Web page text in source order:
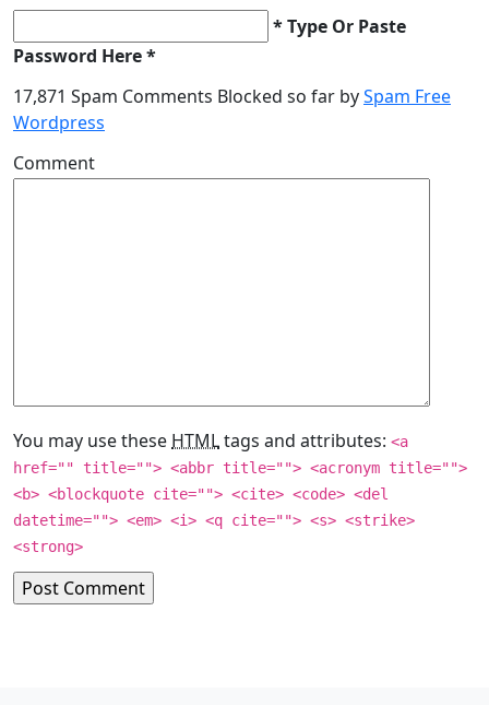
* Type Or Paste
Password Here *
17,871 Spam Comments Blocked so far bySpam Free
Wordpress
Comment
You may use these HTMLtags and attributes: <a
href="" title=""> <abbr title=""> <acronym title="">
<b> <blockquote cite=""> <cite> <code> <del
datetime=""> <em> <i> <q cite=""> <s> <strike>
<strong>